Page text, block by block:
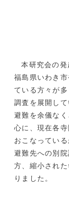
本研究会の発
福島県いわき
ている方々が多
調査を展開して
避難を余儀な
心に、 現在各
おこなってい
避難先への別
方、 縮小され
りました。